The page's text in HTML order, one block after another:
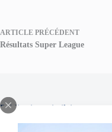
ARTICLE PRÉCÉDENT
Résultats Super League
Publications similaires